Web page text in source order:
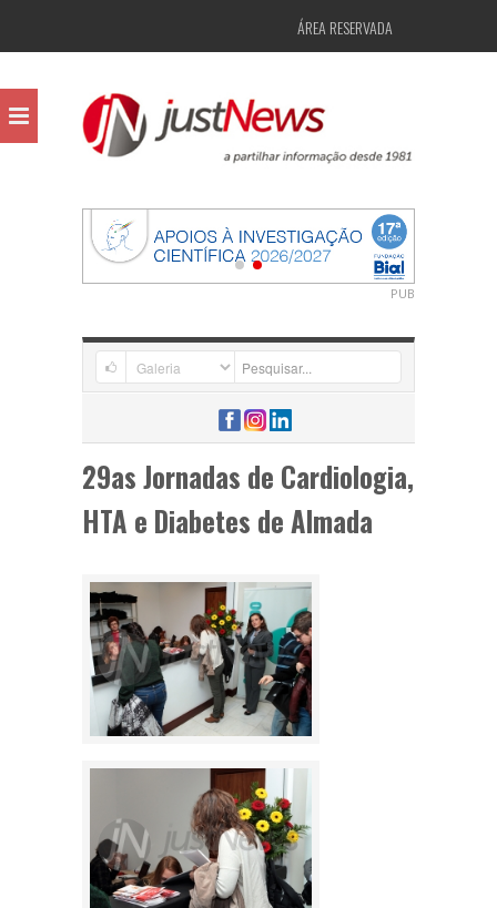
ÁREA RESERVADA
PUB
29as Jornadas de Cardiologia,
HTA e Diabetes de Almada